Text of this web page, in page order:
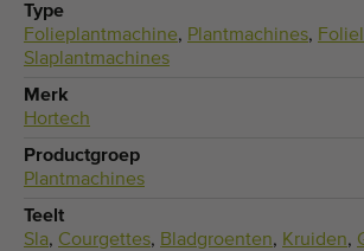
Type
Folieplantmachine, Plantmachines,
Slaplantmachines
Merk
Hortech
Productgroep
Plantmachines
Teelt
Sla, Courgettes, Bladgroenten, Kruiden,